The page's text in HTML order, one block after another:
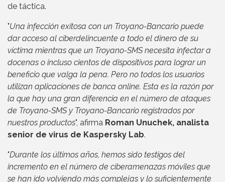
de táctica.
"Una infección exitosa con un Troyano-Bancario puede
dar acceso al ciberdelincuente a todo el dinero de su
víctima mientras que un Troyano-SMS necesita infectar a
docenas o incluso cientos de dispositivos para lograr un
beneficio que valga la pena. Pero no todos los usuarios
utilizan aplicaciones de banca online. Esta es la razón por
la que hay una gran diferencia en el número de ataques
de Troyano-SMS y Troyano-Bancario registrados por
nuestros productos", afirma Roman Unuchek, analista
senior de virus de Kaspersky Lab.
"Durante los últimos años, hemos sido testigos del
incremento en el número de ciberamenazas móviles que
se han ido volviendo más complejas y lo suficientemente